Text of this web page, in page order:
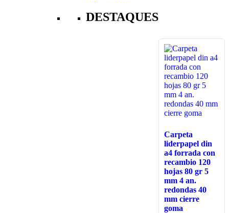
DESTAQUES
Carpeta
liderpapel din
a4 forrada con
recambio 120
hojas 80 gr 5
mm 4 an.
redondas 40
mm cierre
goma